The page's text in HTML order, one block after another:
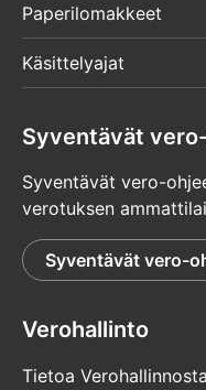
Paperilomakkeet
Käsittelyajat
Syventävät
Syventävät vero-
verotuksen
Syventävät vero-
Verohallinto
Tietoa